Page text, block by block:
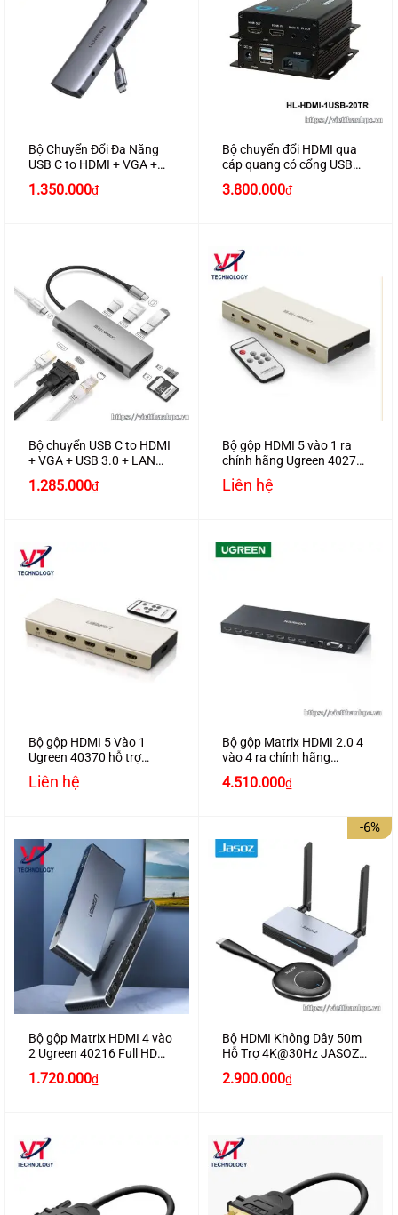
Bộ Chuyển Đổi Đa Năng
USB C to HDMI + VGA +
+ SD/TF + Audio Ugreen
1.350.000₫
Bộ chuyển đổi HDMI qua
cáp quang có cổng USB
20TR
3.800.000₫
Bộ chuyển USB C to HDMI
+ VGA + USB 3.0 + LAN
1Gbps + Card Reader đa
năng chinh hãng Ugreen
1.285.000₫
Bộ gộp HDMI 5 vào 1 ra
chính hãng Ugreen 40279
hỗ trợ 4K2K cao cấp
Liên hệ
Bộ gộp HDMI 5 Vào 1
Ugreen 40370 hỗ trợ
Audio Optical + 3.5mm
Liên hệ
Bộ gộp Matrix HDMI 2.0 4
vào 4 ra chính hãng
4.510.000₫
Bộ gộp Matrix HDMI 4 vào
2 Ugreen 40216 Full HD
1080P + Optical + 3,5mm
1.720.000₫
-6%
Bộ HDMI Không Dây 50m
Hỗ Trợ 4K@30Hz JASOZ
T-G168 Cao Cấp
Giá
2.900.000₫Giá
hiện